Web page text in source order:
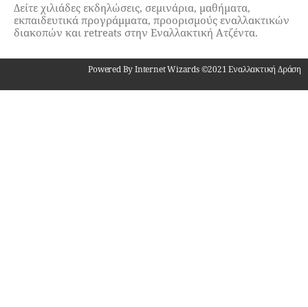
Δείτε χιλιάδες εκδηλώσεις, σεμινάρια, μαθήματα,
εκπαιδευτικά προγράμματα, προορισμούς εναλλακτικών
διακοπών και retreats στην Εναλλακτική Ατζέντα.
Powered By Internet Wizards ©2021 Εναλλακτική Δράση